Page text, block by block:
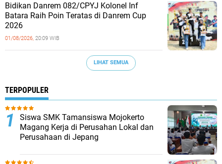
Bidikan Danrem 082/CPYJ Kolonel Inf
Batara Raih Poin Teratas di Danrem Cup
2026
01/08/2026, 20:09 WIB
LIHAT SEMUA
TERPOPULER
Siswa SMK Tamansiswa Mojokerto
Magang Kerja di Perusahan Lokal dan
Perusahaan di Jepang